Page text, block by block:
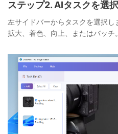
左サイドバーからタスクを選択し
拡大、着色、向上、またはバッチ